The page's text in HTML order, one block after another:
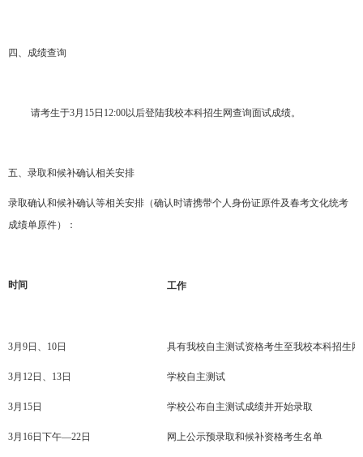
四、成绩查询
请考生于3月15日12:00以后登陆我校本科招生网查询面试成绩。
五、录取和候补确认相关安排
录取确认和候补确认等相关安排（确认时请携带个人身份证原件及春考文化统考
成绩单原件）：
时间 工作
3月9日、10日 具有我校自主测试资格考生至我校本科招生
3月12日、13日 学校自主测试
3月15日 学校公布自主测试成绩并开始录取
3月16日下午—22日 网上公示预录取和候补资格考生名单